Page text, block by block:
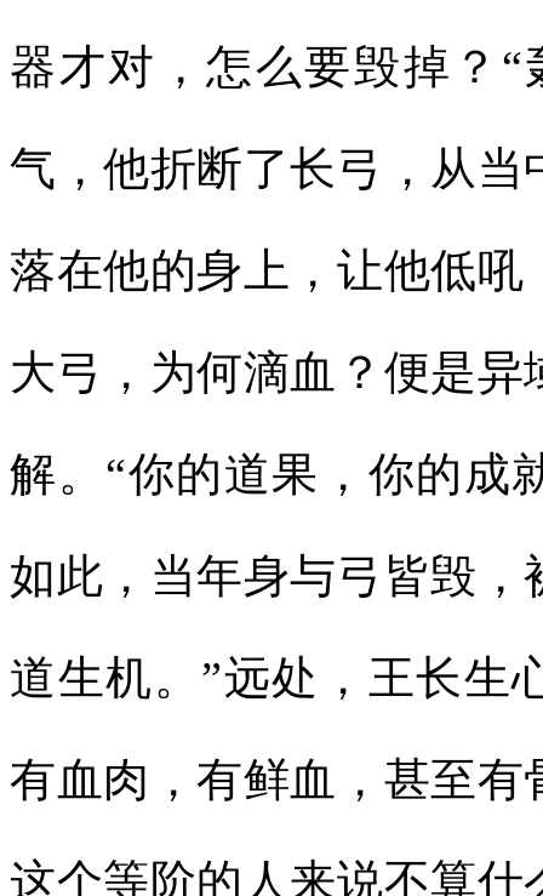
器才对，怎么要毁掉？
气，他折断了长弓，从
落在他的身上，让他低
大弓，为何滴血？便是
解。“你的道果，你的成
如此，当年身与弓皆毁
道生机。”远处，王长生
有血肉，有鲜血，甚至
这个等阶的人来说不算